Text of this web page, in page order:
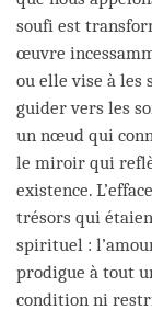
soufi est
œuvre
ou elle vise à les
guider vers les
un nœud qui
le miroir qui
existence.
trésors qui
spirituel :
prodigue à tout
condition ni